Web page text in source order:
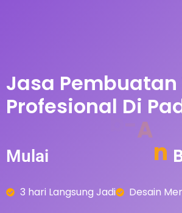
Jasa
Profesional Di
Mulai An
3 hari Langsung Jadi Desain